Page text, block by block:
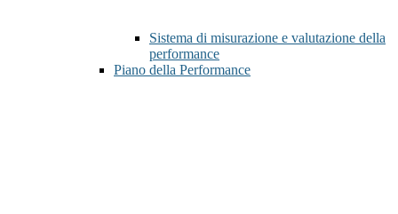
Sistema di misurazione e valutazione della
performance
Piano della Performance